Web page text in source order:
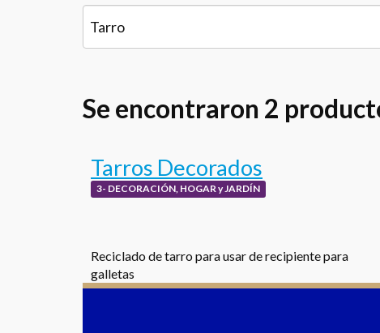
Se encontraron 2
Tarros Decorados
3- DECORACIÓN, HOGAR y JARDÍN
Reciclado de tarro para usar de recipiente para
galletas